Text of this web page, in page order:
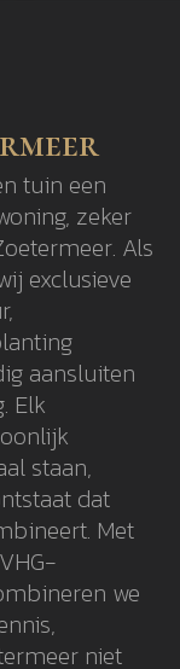
tuin een
zeker
Als
exclusieve
aansluiten
Elk
staan,
dat
Met
we
niet